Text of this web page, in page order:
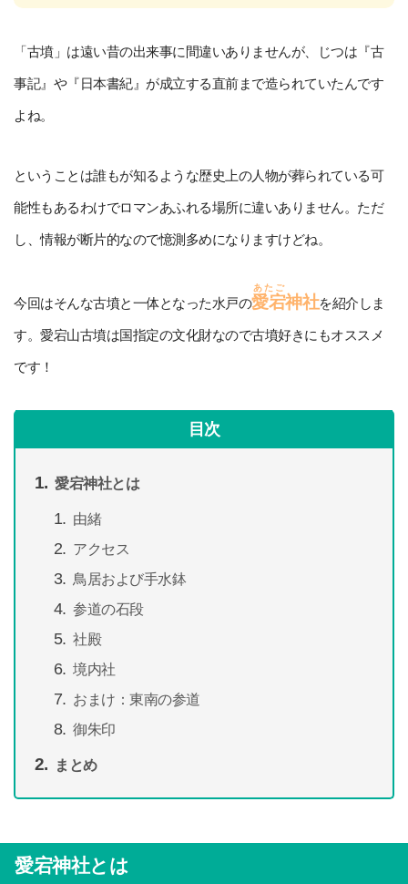
「古墳」は遠い昔の出来事に間違いありませんが、じつは『古
事記』や『日本書紀』が成立する直前まで造られていたんです
よね。
ということは誰もが知るような歴史上の人物が葬られている可
能性もあるわけでロマンあふれる場所に違いありません。ただ
し、情報が断片的なので憶測多めになりますけどね。
今回はそんな古墳と一体となった水戸の愛宕
あたご
神社を紹介しま
す。愛宕山古墳は国指定の文化財なので古墳好きにもオススメ
です！
目次
愛宕神社とは
由緒
アクセス
鳥居および手水鉢
参道の石段
社殿
境内社
おまけ：東南の参道
御朱印
まとめ
愛宕神社とは